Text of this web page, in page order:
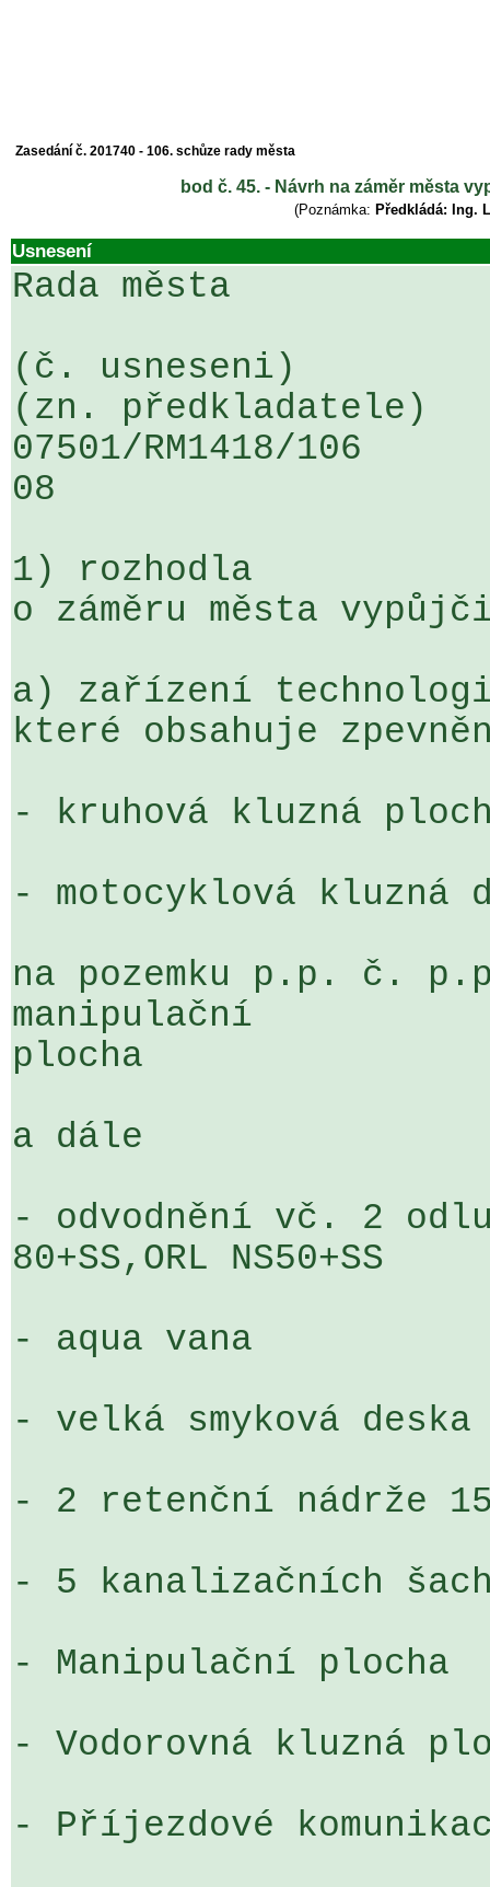
Zasedání č. 201740 - 106. schůze rady města
bod č. 45. - Návrh na záměr města
(Poznámka: Předkládá: Ing.
Usnesení
Rada města
(č. usneseni)
(zn. předkladatele)
07501/RM1418/
08
1) rozhodla
o záměru města
a) zařízení
které obsahuje
- kruhová kluzná
- motocyklová kluzná
na pozemku p.p. č.
manipulační
plocha
a dále
- odvodnění vč. 2
80+SS,ORL NS50+SS
- aqua vana
- velká smyková
- 2 retenční nádrže
- 5 kanalizačních
- Manipulační plocha
- Vodorovná kluzná
- Příjezdové